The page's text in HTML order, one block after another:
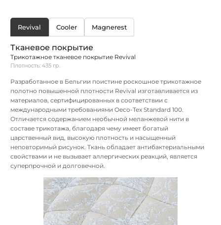
Revival Cooler Magnerest
Тканевое покрытие
Трикотажное тканевое покрытие Revival
Плотность: 435 гр.
Разработанное в Бельгии поистине роскошное трикотажное
полотно повышенной плотности Revival изготавливается из
материалов, сертифицированных в соответствии с
международными требованиями Oeco-Tex Standard 100.
Отличается содержанием необычной меланжевой нити в
составе трикотажа, благодаря чему имеет богатый
царственный вид, высокую плотность и насыщенный
неповторимый рисунок. Ткань обладает антибактериальными
свойствами и не вызывает аллергических реакций, является
суперпрочной и долговечной.